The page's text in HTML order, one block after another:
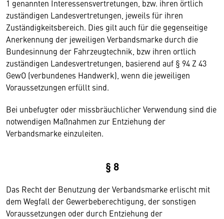
1 genannten Interessensvertretungen, bzw. ihren örtlich
zuständigen Landesvertretungen, jeweils für ihren
Zuständigkeitsbereich. Dies gilt auch für die gegenseitige
Anerkennung der jeweiligen Verbandsmarke durch die
Bundesinnung der Fahrzeugtechnik, bzw ihren ortlich
zuständigen Landesvertretungen, basierend auf § 94 Z 43
GewO (verbundenes Handwerk), wenn die jeweiligen
Voraussetzungen erfüllt sind.
Bei unbefugter oder missbräuchlicher Verwendung sind die
notwendigen Maßnahmen zur Entziehung der
Verbandsmarke einzuleiten.
§ 8
Das Recht der Benutzung der Verbandsmarke erlischt mit
dem Wegfall der Gewerbeberechtigung, der sonstigen
Voraussetzungen oder durch Entziehung der